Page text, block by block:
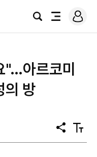
검
전
로
그
"…아르코미
의 방
공
유
텍
스